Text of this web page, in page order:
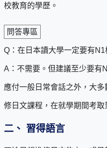
校教育的學歷。
問答專區
Q：在日本讀大學一定要有N1
A：不需要。但建議至少要有
應付一般日常會話之外，大
修日文課程，在就學期間考
二、 習得語言